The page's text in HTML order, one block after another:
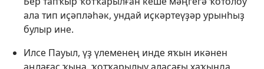
ала тип иҫәпләһәк, ундай иҫкәртеүҙәр урынһыҙ
булыр ине.
Илсе Пауыл, үҙ үлеменең инде яҡын икәнен